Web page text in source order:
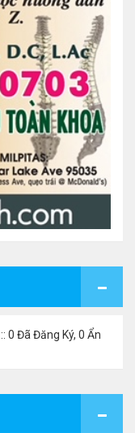
0 Đã Đăng Ký, 0 Ẩn